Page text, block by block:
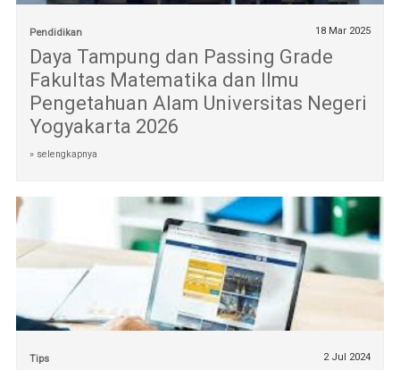
Pendidikan 18 Mar 2025
Daya Tampung dan Passing Grade
Fakultas Matematika dan Ilmu
Pengetahuan Alam Universitas Negeri
Yogyakarta 2026
» selengkapnya
Tips 2 Jul 2024